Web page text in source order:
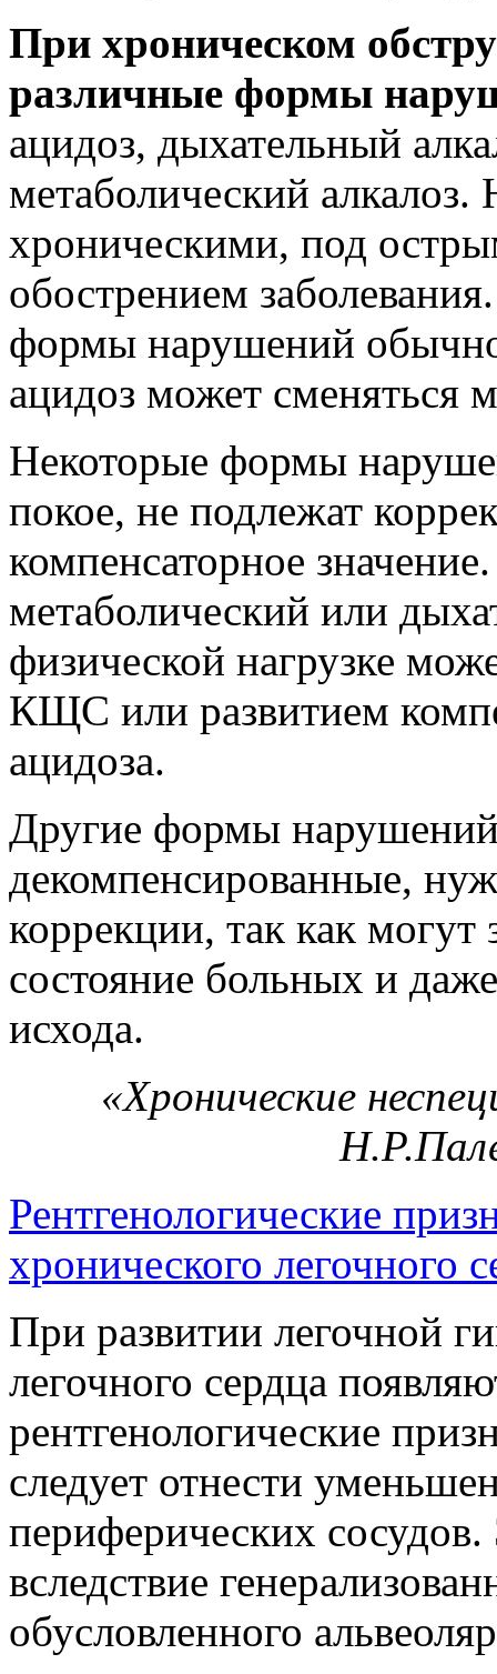
При хроническом
различные формы
ацидоз, дыхательный
метаболический
хроническими, под
обострением
формы нарушений
ацидоз может сменяться
Некоторые формы
покое, не подлежат
компенсаторное
метаболический или
физической нагрузке
КЩС или развитием
ацидоза.
Другие формы
декомпенсированные,
коррекции, так как могут
состояние больных и
исхода.
«Хронические
Рентгенологические
хронического легочного
При развитии легочной
легочного сердца
рентгенологические
следует отнести
периферических
вследствие
обусловленного